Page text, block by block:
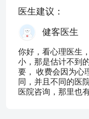
医生建议：
健客医生
你好，看心理医生
小，那是估计不到
要， 收费会因为心
同，并且不同的医
医院咨询，那里也